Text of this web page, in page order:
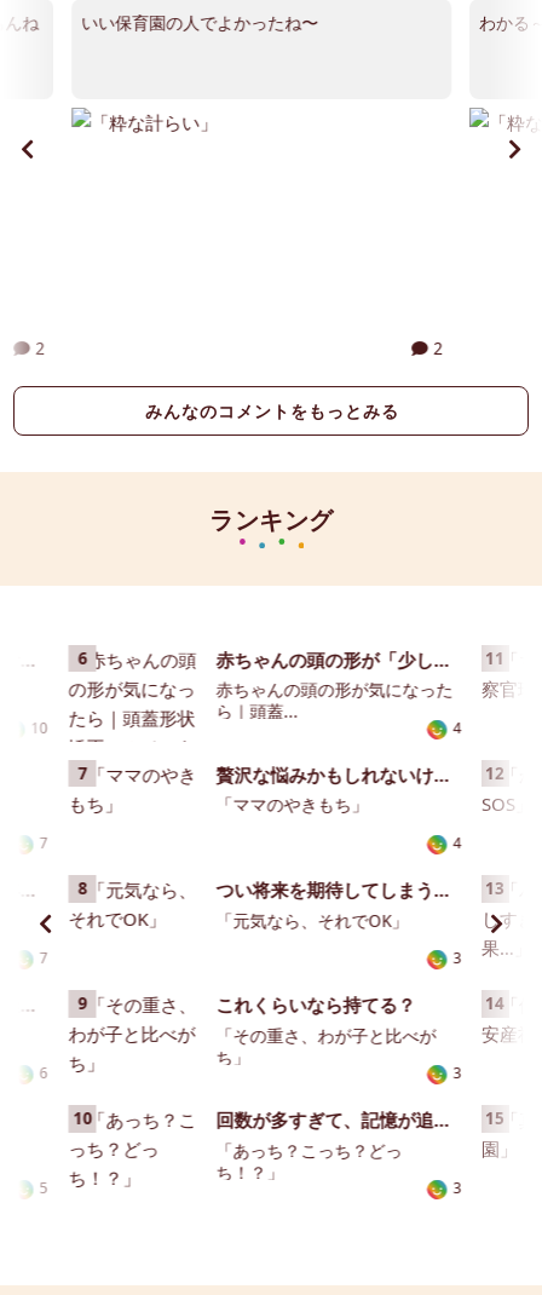
んね
2
いい保育園の人でよかったね〜
2
わかる
みんなのコメントをもっとみる
ランキング
子どもの肌トラブルに悩む日々…。
10
7
幼稚園に行けなかった半年間は…
7
ベビーカーでバス乗車、迷惑かな…
6
5
6 赤ちゃんの頭の形が「少しゆがんできた？」「左右差があるかも？」と心配になることありませんか。ゆがみの多くは、赤ちゃんの頭の骨はまだ柔らかく、寝る向きや抱き方のクセ、筋肉のかたよりなどで形が変わりやすいためです。こうした頭のゆがみに対して行われる治療のひとつが 頭蓋形状矯正ヘルメット治療 です。頭蓋形状矯正ヘルメット治療はいつ始める？費用はいくらかかる？どんな流れで行う？など、まるごと解説します。【マンガ解説】
赤ちゃんの頭の形が気になった
ら｜頭蓋...
4
7 贅沢な悩みかもしれないけれど。
「ママのやきもち」
4
8 つい将来を期待してしまうのが親心。
「元気なら、それでOK」
3
9 これくらいなら持てる？
「その重さ、わが子と比べが
ち」
3
10 回数が多すぎて、記憶が追いつきません！
「あっち？こっち？どっ
ち！？」
3
11
12
13
14
15